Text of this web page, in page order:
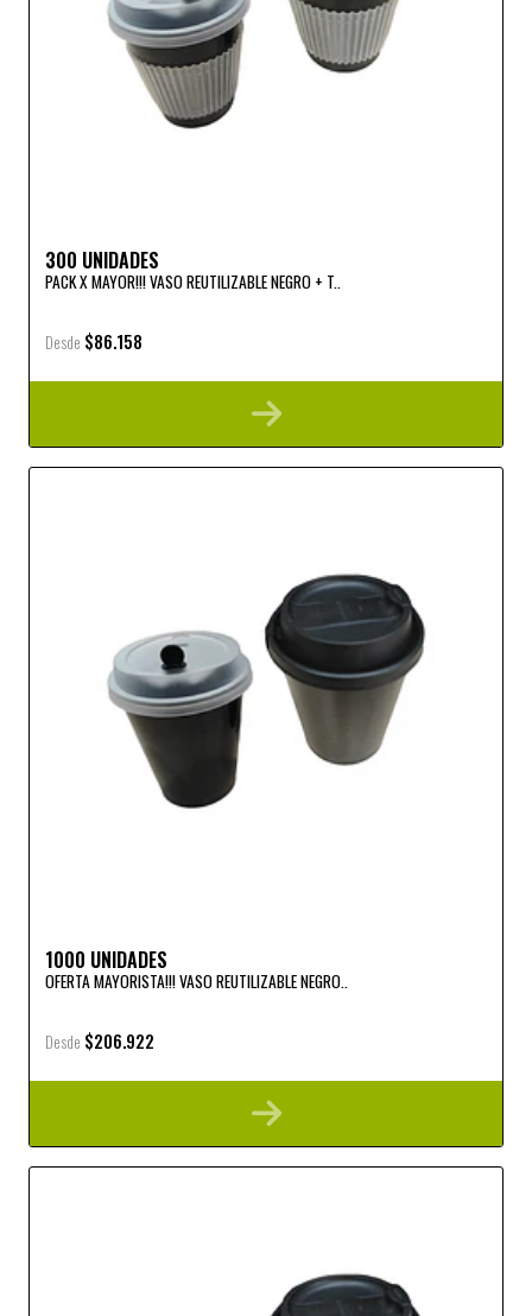
300 UNIDADES
PACK X MAYOR!!! VASO REUTILIZABLE NEGRO + T..
Desde $86.158
1000 UNIDADES
OFERTA MAYORISTA!!! VASO REUTILIZABLE NEGRO..
Desde $206.922